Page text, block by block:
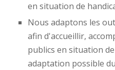
en situation de
Nous adaptons les
afin d'accueillir,
publics en situation
adaptation possible